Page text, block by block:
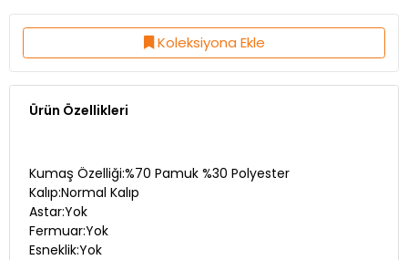
Koleksiyona Ekle
Ürün Özellikleri
Kumaş Özelliği:%70 Pamuk %30 Polyester
Kalıp:Normal Kalıp
Astar:Yok
Fermuar:Yok
Esneklik:Yok